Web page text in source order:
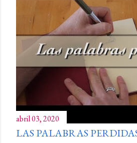
abril 03, 2020
LAS PALABRAS